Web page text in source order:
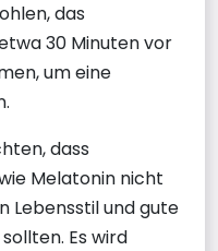
das
30 Minuten vor
um eine
dass
Melatonin nicht
Lebensstil und gute
Es wird